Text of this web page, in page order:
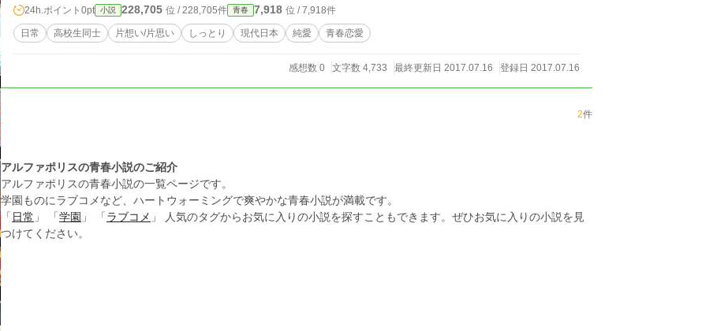
24h.ポイント 0pt 小説 228,705 位 / 228,705件 青春 7,918 位 / 7,918件
日常 高校生同士 片想い/片思い しっとり 現代日本 純愛 青春恋愛
感想数 0 文字数 4,733 最終更新日 2017.07.16 登録日 2017.07.16
2件
アルファポリスの青春小説のご紹介
アルファポリスの青春小説の一覧ページです。
学園ものにラブコメなど、ハートウォーミングで爽やかな青春小説が満載です。
「 日常 」 「 学園 」 「 ラブコメ 」 人気のタグからお気に入りの小説を探すこともできます。ぜひお気に入りの小説を見
つけてください。